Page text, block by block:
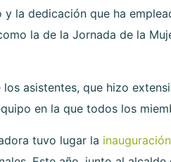
la dedicación que ha
la de la Jornada de la
asistentes, que hizo
en la que todos los
tuvo lugar la